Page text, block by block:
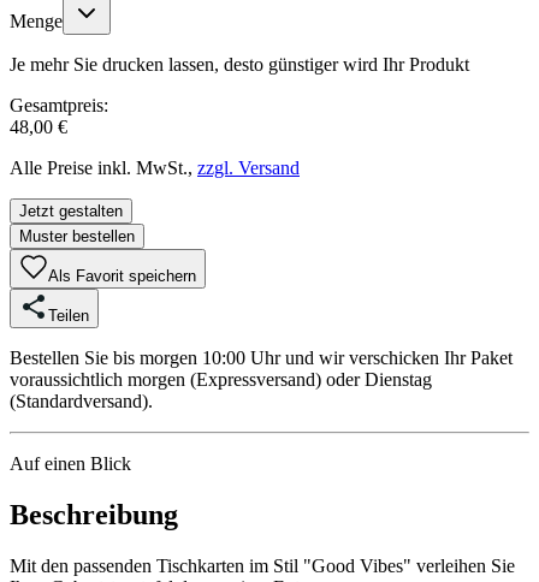
Menge
Je mehr Sie drucken lassen, desto günstiger wird Ihr Produkt
Gesamtpreis:
48,00 €
Alle Preise inkl. MwSt., zzgl. Versand
Jetzt gestalten
Muster bestellen
Als Favorit speichern
Teilen
Bestellen Sie bis morgen 10:00 Uhr und wir verschicken Ihr Paket
voraussichtlich morgen (Expressversand) oder Dienstag
(Standardversand).
Auf einen Blick
Beschreibung
Mit den passenden Tischkarten im Stil "Good Vibes" verleihen Sie